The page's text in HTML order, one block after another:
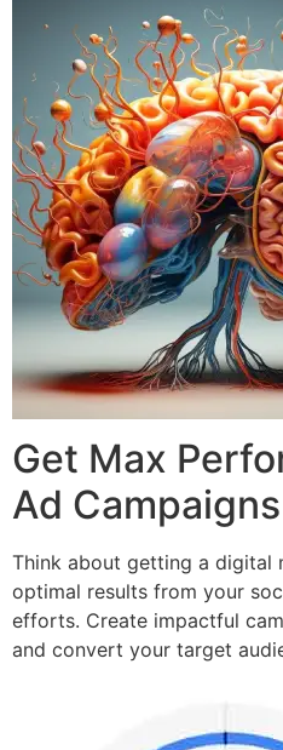
Get Max
Ad Campaigns
Think about getting a digital
optimal results from your
efforts. Create impactful
and convert your target